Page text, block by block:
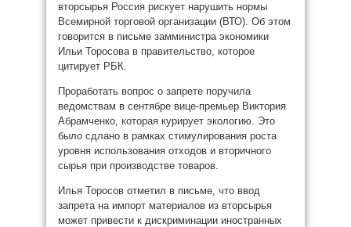
вторсырья Россия рискует нарушить нормы
Всемирной торговой организации (ВТО). Об этом
говорится в письме замминистра экономики
Ильи Торосова в правительство, которое
цитирует РБК.
Проработать вопрос о запрете поручила
ведомствам в сентябре вице-премьер Виктория
Абрамченко, которая курирует экологию. Это
было сдлано в рамках стимулирования роста
уровня использования отходов и вторичного
сырья при производстве товаров.
Илья Торосов отметил в письме, что ввод
запрета на импорт материалов из вторсырья
может привести к дискриминации иностранных